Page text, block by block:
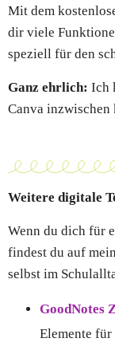
Mit dem
dir viele
speziell für den
Ganz ehrlich: Ich
Canva inzwischen
Weitere digitale
Wenn du dich für
findest du auf
selbst im
GoodNotes
Elemente